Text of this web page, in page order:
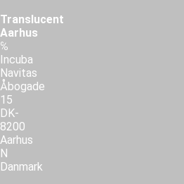
Translucent
Aarhus
℅
Incuba
Navitas
Åbogade
15
DK-
8200
Aarhus
N
Danmark